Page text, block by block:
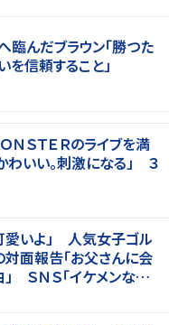
んだブラウン「勝つた
信頼すること」
ＮＳＴＥＲのライブを満
いい。刺激になる」 ３
愛いよ」 人気女子ゴル
面報告「お父さんに会
ＳＮＳ「イケメンなお
ですか？」